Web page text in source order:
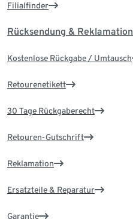
Filialfinder
Rücksendung & Reklamation
Kostenlose Rückgabe / Umtausch
Retourenetikett
30 Tage Rückgaberecht
Retouren-Gutschrift
Reklamation
Ersatzteile & Reparatur
Garantie